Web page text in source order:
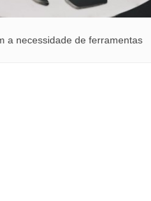
a necessidade de ferramentas